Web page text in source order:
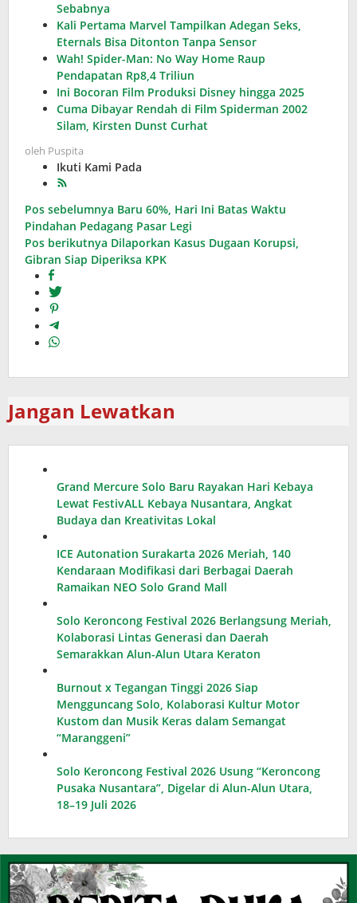
Sebabnya
Kali Pertama Marvel Tampilkan Adegan Seks,
Eternals Bisa Ditonton Tanpa Sensor
Wah! Spider-Man: No Way Home Raup
Pendapatan Rp8,4 Triliun
Ini Bocoran Film Produksi Disney hingga 2025
Cuma Dibayar Rendah di Film Spiderman 2002
Silam, Kirsten Dunst Curhat
oleh Puspita
Ikuti Kami Pada
Navigasi
pos
Pos sebelumnya Baru 60%, Hari Ini Batas Waktu
Pindahan Pedagang Pasar Legi
Pos berikutnya Dilaporkan Kasus Dugaan Korupsi,
Gibran Siap Diperiksa KPK
Jangan Lewatkan
Grand Mercure Solo Baru Rayakan Hari Kebaya
Lewat FestivALL Kebaya Nusantara, Angkat
Budaya dan Kreativitas Lokal
ICE Autonation Surakarta 2026 Meriah, 140
Kendaraan Modifikasi dari Berbagai Daerah
Ramaikan NEO Solo Grand Mall
Solo Keroncong Festival 2026 Berlangsung Meriah,
Kolaborasi Lintas Generasi dan Daerah
Semarakkan Alun-Alun Utara Keraton
Burnout x Tegangan Tinggi 2026 Siap
Mengguncang Solo, Kolaborasi Kultur Motor
Kustom dan Musik Keras dalam Semangat
“Maranggeni”
Solo Keroncong Festival 2026 Usung “Keroncong
Pusaka Nusantara”, Digelar di Alun-Alun Utara,
18–19 Juli 2026